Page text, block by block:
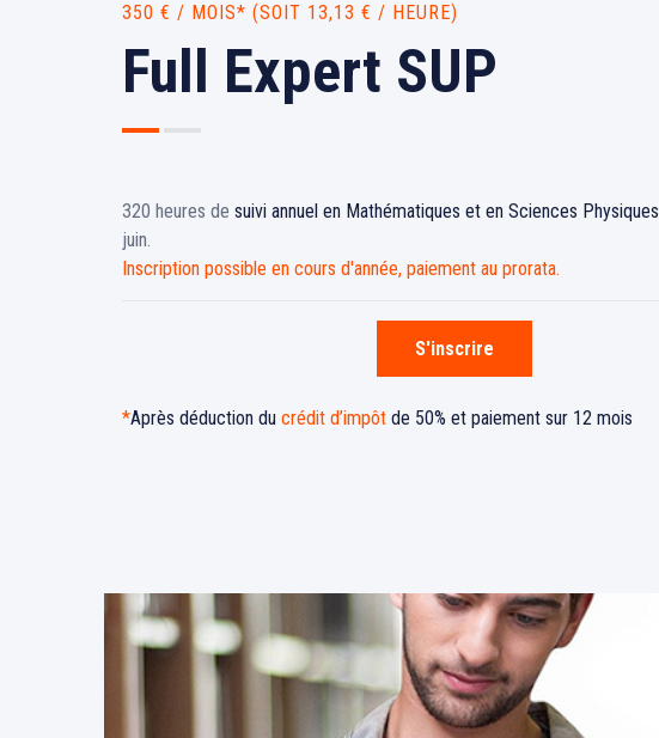
350 € / MOIS* (SOIT 13,13 € / HEURE)
Full Expert SUP
320 heures de suivi annuel en Mathématiques et en Sciences Physiques
juin.
Inscription possible en cours d'année, paiement au prorata.
S'inscrire
*Après déduction du crédit d’impôt de 50% et paiement sur 12 mois